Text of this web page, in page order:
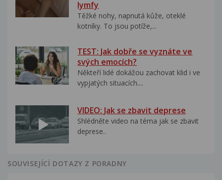
lymfy
Těžké nohy, napnutá kůže, oteklé
kotníky. To jsou potíže,...
TEST: Jak dobře se vyznáte ve
svých emocích?
Někteří lidé dokážou zachovat klid i ve
vypjatých situacích....
VIDEO: Jak se zbavit deprese
Shlédněte video na téma jak se zbavit
deprese..
SOUVISEJÍCÍ DOTAZY Z PORADNY